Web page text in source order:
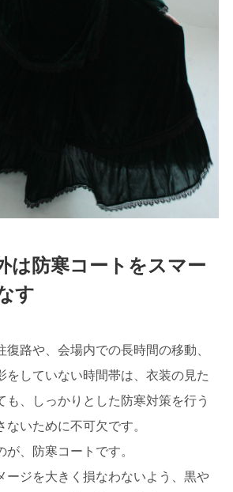
は防寒コートをスマー
す
復路や、会場内での長時間の移動、
をしていない時間帯は、衣装の見た
も、しっかりとした防寒対策を行う
ないために不可欠です。
、防寒コートです。
ージを大きく損なわないよう、黒や